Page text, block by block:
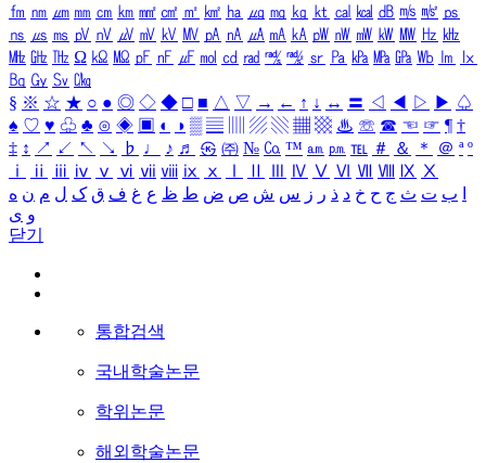
㎙ ㎚ ㎛ ㎜ ㎝ ㎞ ㎟ ㎠ ㎡ ㎢ ㏊ ㎍ ㎎ ㎏ ㏏ ㎈ ㎉ ㏈ ㎧ ㎨ ㎰
㎱ ㎲ ㎳ ㎴ ㎵ ㎶ ㎷ ㎸ ㎹ ㎀ ㎁ ㎂ ㎃ ㎄ ㎺ ㎻ ㎽ ㎾ ㎿ ㎐ ㎑
㎒ ㎓ ㎔ Ω ㏀ ㏁ ㎊ ㎋ ㎌ ㏖ ㏅ ㎭ ㎮ ㎯ ㏛ ㎩ ㎪ ㎫ ㎬ ㏝ ㏐
㏓
㏃ ㏉ ㏜ ㏆
§ ※ ☆ ★ ○ ● ◎ ◇ ◆ □ ■ △ ▽ → ← ↑ ↓ ↔ 〓 ◁ ◀ ▷ ▶ ♤
♠ ♡ ♥ ♧ ♣ ⊙ ◈ ▣ ◐ ◑ ▒ ▤ ▨ ▧ ▦ ▩ ♨ ☏ ☎ ☜ ☞ ¶ †
‡ ↕ ↗ ↙ ↖ ↘ ♭ ♩ ♪ ♬ ㉿ ㈜ № ㏇ ™ ㏂ ㏘ ℡ ＃ ＆ ＊ ＠ ª º
ⅰ
ⅱ ⅲ ⅳ ⅴ ⅵ ⅶ ⅷ ⅸ ⅹ Ⅳ Ⅴ Ⅵ Ⅶ Ⅷ Ⅸ Ⅹ
ب ت ث ج ح خ د ذ ر ز س ش ص ض ط ظ ع غ ف ق ک ل م ن ه
و ی
닫기
통합검색
국내학술논문
학위논문
해외학술논문